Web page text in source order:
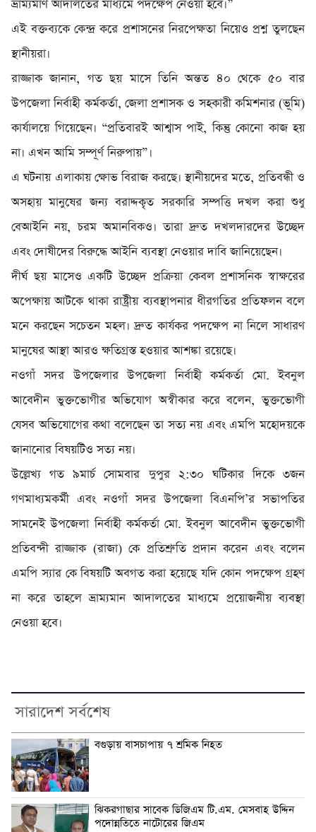
ভ্রাম্যমাণ আদালতের মাধ্যমে পদক্ষেপ নেওয়া হবে।”
এই বক্তব্যকে কেন্দ্র করে প্রশাসনের নিরপেক্ষতা নিয়েও প্রশ্ন তুলছেন
স্থানীয়রা।
রাজ্জাক জানান, গত ছয় মাসে তিনি অন্তত ৪০ থেকে ৫০ বার
উপজেলা নির্বাহী কর্মকর্তা, জেলা প্রশাসক ও সহকারী কমিশনার (ভূমি)
কার্যালয়ে গিয়েছেন। “প্রতিবারই আশ্বাস পাই, কিন্তু কোনো কাজ হয়
না। এখন আমি সম্পূর্ণ নিরুপায়”।
এ ঘটনায় এলাকায় ক্ষোভ বিরাজ করছে। স্থানীয়দের মতে, প্রতিবন্ধী ও
অসহায় মানুষের জন্য বরাদ্দকৃত সরকারি সম্পত্তি দখল করা শুধু
বেআইনি নয়, চরম অমানবিকও। তারা দ্রুত দখলদারদের উচ্ছেদ
এবং দোষীদের বিরুদ্ধে আইনি ব্যবস্থা নেওয়ার দাবি জানিয়েছেন।
দীর্ঘ ছয় মাসেও একটি উচ্ছেদ প্রক্রিয়া কেবল প্রশাসনিক স্বাক্ষরের
অপেক্ষায় আটকে থাকা রাষ্ট্রীয় ব্যবস্থাপনার ধীরগতির প্রতিফলন বলে
মনে করছেন সচেতন মহল। দ্রুত কার্যকর পদক্ষেপ না নিলে সাধারণ
মানুষের আস্থা আরও ক্ষতিগ্রস্ত হওয়ার আশঙ্কা রয়েছে।
নওগাঁ সদর উপজেলার উপজেলা নির্বাহী কর্মকর্তা মো. ইবনুল
আবেদীন ভুক্তভোগীর অভিযোগ অস্বীকার করে বলেন, ভুক্তভোগী
যেসব অভিযোগের কথা বলেছেন তা সত্য নয় এবং এমপি মহোদয়কে
জানানোর বিষয়টিও সত্য নয়।
উল্লেখ্য গত ৯মার্চ সোমবার দুপুর ২:৩০ ঘটিকার দিকে ৩জন
গণমাধ্যমকর্মী এবং নওগাঁ সদর উপজেলা বিএনপি’র সভাপতির
সামনেই উপজেলা নির্বাহী কর্মকর্তা মো. ইবনুল আবেদীন ভুক্তভোগী
প্রতিবন্দী রাজ্জাক (রাজা) কে প্রতিশ্রুতি প্রদান করেন এবং বলেন
এমপি স্যার কে বিষয়টি অবগত করা হয়েছে যদি কোন পদক্ষেপ গ্রহণ
না করে তাহলে ভ্রাম্যমান আদালতের মাধ্যমে প্রয়োজনীয় ব্যবস্থা
নেওয়া হবে।
সারাদেশ সর্বশেষ
বগুড়ায় বাসচাপায় ৭ শ্রমিক নিহত
ঝিকরগাছার সাবেক ডিজিএম টি.এম. মেসবাহ উদ্দিন
পদোন্নতিতে নাটোরের জিএম